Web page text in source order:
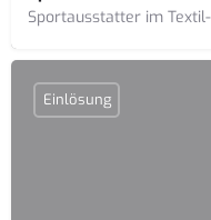
Sportausstatter im
Einlösung